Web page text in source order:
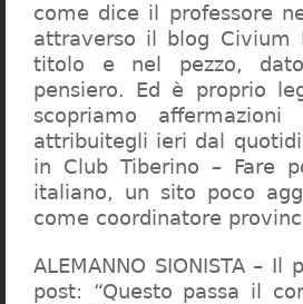
come dice il professore
attraverso il blog Civium
titolo e nel pezzo,
pensiero. Ed è proprio
scopriamo
attribuitegli ieri dal
in Club Tiberino – Fare
italiano, un sito poco
come coordinatore
ALEMANNO SIONISTA –
post: “Questo passa il